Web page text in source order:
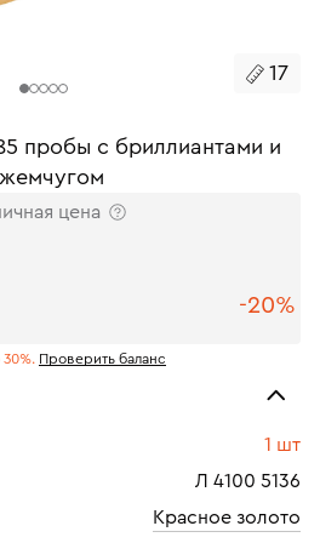
17
пробы с бриллиантами и
цена
-20%
Проверить баланс
1 шт
Л 4100 5136
Красное золото